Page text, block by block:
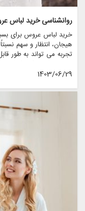
خرید لباس عروس برای
هیجان، انتظار و سهم
تجربه می تواند به طور
انتخاب هایی شود که نه
نیز منعکس می کند. در
چرخچی در این فرآیند
1403/06/29